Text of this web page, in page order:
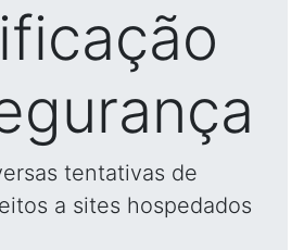
tentativas de
a sites hospedados